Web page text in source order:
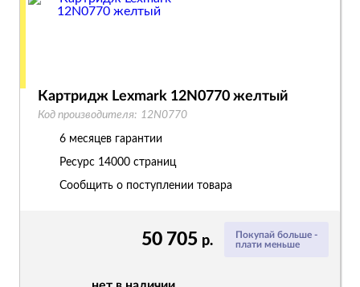
Покупай больше -
плати меньше
50 705 р.
Картридж Lexmark 12N0770 желтый
Код производителя: 12N0770
6 месяцев гарантии
Ресурс 14000 страниц
Сообщить о поступлении товара